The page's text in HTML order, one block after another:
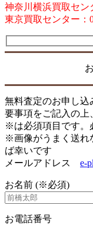
神奈川横浜買取セン
東京買取センター：
無料査定のお申し込
要事項をご記入の上
※は必須項目です。
※画像がうまく送れ
ば幸いです
メールアドレス e-
お名前 (※必須)
お電話番号